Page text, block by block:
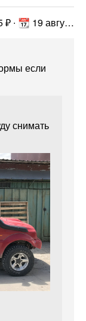
🖤 54 ∙ 💬 25 ∙ 🚦 234000 км ∙ 💰 56215 ₽ ∙ 📆 19 августа 2022 г. ∙
если
снимать